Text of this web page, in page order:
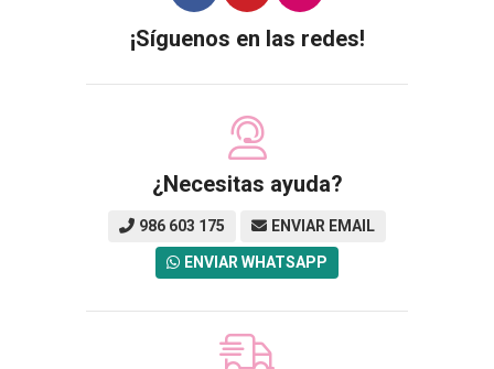
¡Síguenos en las redes!
¿Necesitas ayuda?
986 603 175 ENVIAR EMAIL
ENVIAR WHATSAPP